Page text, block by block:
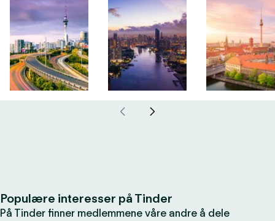
Populære interesser på Tinder
På Tinder finner medlemmene våre andre å dele